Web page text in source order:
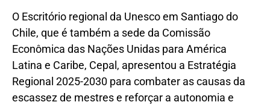
O Escritório regional da Unesco em Santiago do
Chile, que é também a sede da Comissão
Econômica das Nações Unidas para América
Latina e Caribe, Cepal, apresentou a Estratégia
Regional 2025-2030 para combater as causas da
escassez de mestres e reforçar a autonomia e